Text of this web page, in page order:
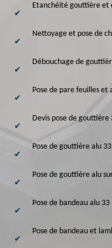
Etanchéité gouttière et
Nettoyage et pose de
Débouchage de
Pose de pare feuilles
Devis pose de gouttière
Pose de gouttière alu 33
Pose de gouttière alu
Pose de bandeau alu 33
Pose de bandeau et